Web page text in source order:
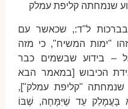
שנמחתה קליפת עמלק
ל"ד:, שכאשר עם
"ימות המשיח", כי מזה
– בידוע שבשמים כבר
הכיבוש [במאמר הבא
שנמחתה "קליפת עמלק"],
בָּעֲמָלֵק עַד שֶׁיִּמָּחֶה, שֶׁבּוֹ